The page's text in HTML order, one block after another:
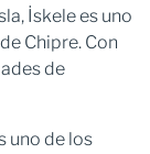
İskele es uno
Chipre. Con
de
uno de los